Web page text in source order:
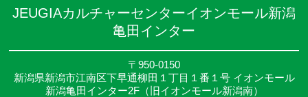
●講座は、月4回(週1回),月3回,2回,1回,臨時講座いろいろあります
のでご確認ください。
●参加人数が一定に満たない場合、体験や講座開講を中止または延
期することがあります。
●その他、詳しい内容については、ご入会時にご説明をさせていた
だきます。
JEUGIAカルチャーセンターイオンモール新潟
亀田インター
〒950-0150
新潟県新潟市江南区下早通柳田１丁目１番１号 イオンモール
新潟亀田インター2F（旧イオンモール新潟南）